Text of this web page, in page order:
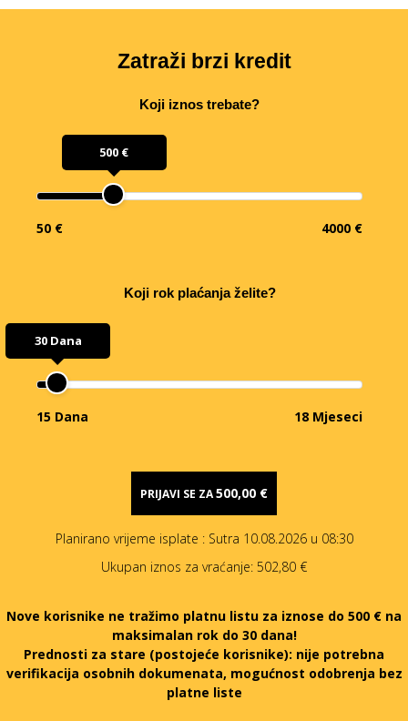
Zatraži brzi kredit
Koji iznos trebate?
500 €
50 € 4000 €
Koji rok plaćanja želite?
30 Dana
15 Dana 18 Mjeseci
PRIJAVI SE ZA500,00 €
Planirano vrijeme isplate : Sutra 10.08.2026 u 08:30
Ukupan iznos za vraćanje: 502,80 €
Nove korisnike ne tražimo platnu listu za iznose do 500 € na
maksimalan rok do 30 dana!
Prednosti za stare (postojeće korisnike): nije potrebna
verifikacija osobnih dokumenata, mogućnost odobrenja bez
platne liste